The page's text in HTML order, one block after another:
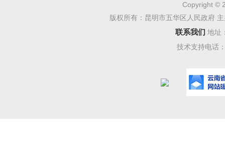
Copyright ©
版权所有：昆明市五华区人民政府
联系我们 地址
技术支持电话